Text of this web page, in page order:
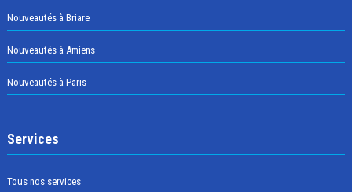
Nouveautés à Briare
Nouveautés à Amiens
Nouveautés à Paris
Services
Tous nos services